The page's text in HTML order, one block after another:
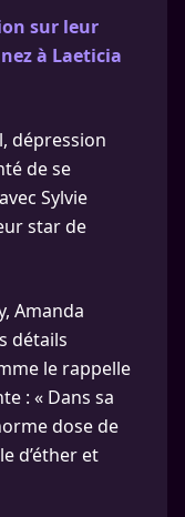
sur leur
à Laeticia
dépression
de se
Sylvie
star de
Amanda
détails
le rappelle
: « Dans sa
dose de
d’éther et